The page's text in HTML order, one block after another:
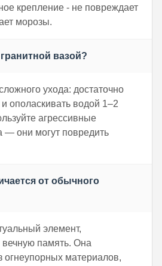
крепление - не повреждает
морозы.
вазой?
ухода: достаточно
ополаскивать водой 1–2
агрессивные
— они могут повредить
от обычного
элемент,
память. Она
огнеупорных материалов,